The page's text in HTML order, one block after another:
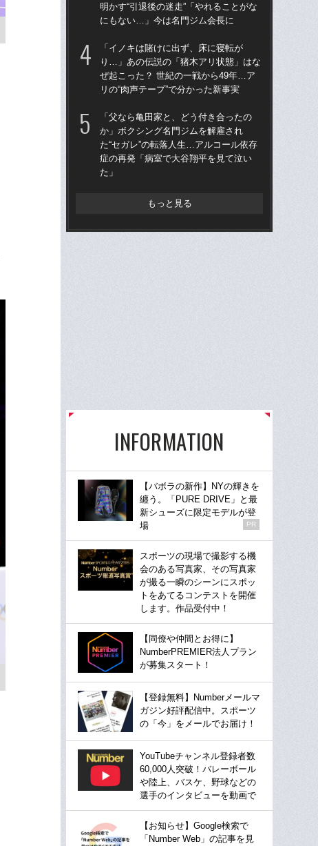
明かす“引退後の迷走”「やれることがな
にもない…」今は名門ジム会長に
「イノキは賭けに出ず、床に寝転が
り…」あの伝説の「猪木アリ状態」はな
ぜ起こった？ 世紀の一戦から49年…ア
リの“肉声テープ”で分かった新事実
「父なら亀田家と、どう付き合ったの
か」ボクシング名門ジムを解雇され
た“セガレ”の転落人生…アルコール依存
症の再発「病室で大谷翔平を見て泣い
た」
もっと見る
INFORMATION
【バボラの新作】NYの輝きを
纏う。「PURE DRIVE」と最
新シューズに限定モデルが登
場
PR
スポーツの現場で撮影する機
会のある写真家、その写真家
が撮る一瞬のシーンにスポッ
トをあてるコンテストを開催
します。作品受付中！
【同僚や仲間とお得に】
NumberPREMIER法人プラン
が募集スタート！
【登録無料】Numberメールマ
ガジン好評配信中。スポーツ
の「今」をメールでお届け！
YouTubeチャンネル登録者数
60,000人突破！バレーボール
や陸上、バスケ、野球などの
選手のインタビューを動画で
【お知らせ】Google検索で
「Number Web」の記事を見